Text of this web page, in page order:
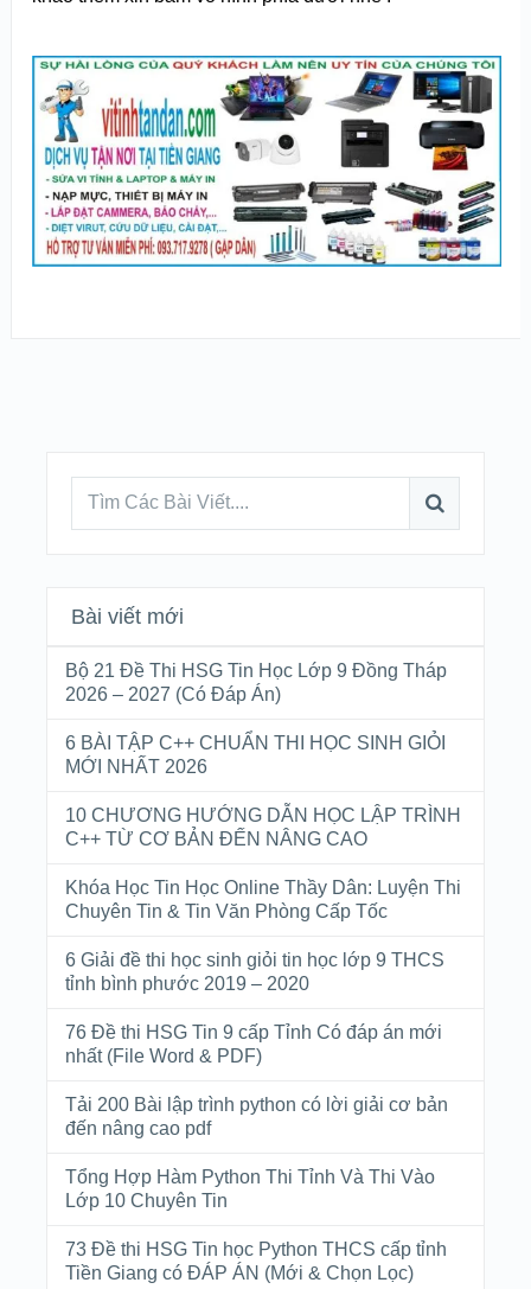
Bài viết mới
Bộ 21 Đề Thi HSG Tin Học Lớp 9 Đồng Tháp
2026 – 2027 (Có Đáp Án)
6 BÀI TẬP C++ CHUẨN THI HỌC SINH GIỎI
MỚI NHẤT 2026
10 CHƯƠNG HƯỚNG DẪN HỌC LẬP TRÌNH
C++ TỪ CƠ BẢN ĐẾN NÂNG CAO
Khóa Học Tin Học Online Thầy Dân: Luyện Thi
Chuyên Tin & Tin Văn Phòng Cấp Tốc
6 Giải đề thi học sinh giỏi tin học lớp 9 THCS
tỉnh bình phước 2019 – 2020
76 Đề thi HSG Tin 9 cấp Tỉnh Có đáp án mới
nhất (File Word & PDF)
Tải 200 Bài lập trình python có lời giải cơ bản
đến nâng cao pdf
Tổng Hợp Hàm Python Thi Tỉnh Và Thi Vào
Lớp 10 Chuyên Tin
73 Đề thi HSG Tin học Python THCS cấp tỉnh
Tiền Giang có ĐÁP ÁN (Mới & Chọn Lọc)